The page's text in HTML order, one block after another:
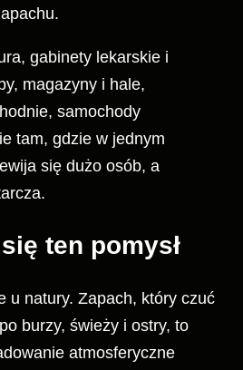
gabinety lekarskie i
magazyny i hale,
samochody
tam, gdzie w jednym
się dużo osób, a
ten pomysł
u natury. Zapach, który czuć
burzy, świeży i ostry, to
atmosferyczne